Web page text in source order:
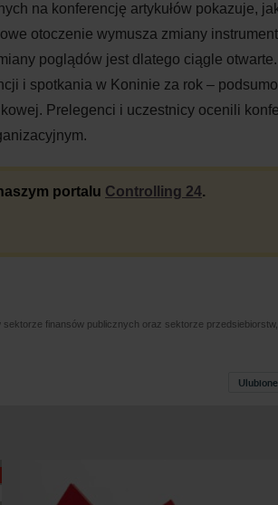
na konferencję artykułów pokazuje,
otoczenie wymusza zmiany
poglądów jest dlatego ciągle
i spotkania w Koninie za rok –
Prelegenci i uczestnicy ocenili
portalu Controlling 24.
finansów publicznych oraz sektorze
Ulubione